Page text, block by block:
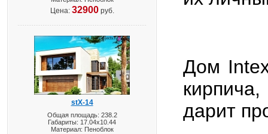
Цена: 32900руб.
stX-14
Общая площадь: 238.2
Габариты: 17.04х10.44
Материал: Пеноблок
Дом
дарит